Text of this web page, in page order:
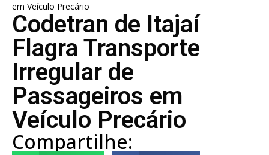
em Veículo Precário
Codetran de Itajaí
Flagra Transporte
Irregular de
Passageiros em
Veículo Precário
Compartilhe: